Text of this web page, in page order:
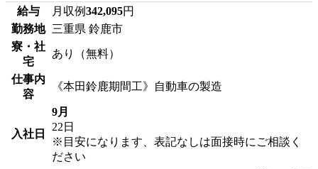
給与 月収例342,095円
勤務地 三重県 鈴鹿市
寮・社
宅
あり（無料）
仕事内
容
《本田鈴鹿期間工》自動車の製造
入社日
9月
22日
※目安になります、表記なしは面接時にご相談く
ださい